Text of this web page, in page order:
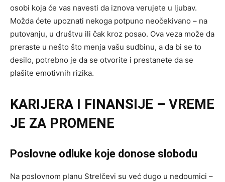
osobi koja će vas navesti da iznova verujete u ljubav.
Možda ćete upoznati nekoga potpuno neočekivano – na
putovanju, u društvu ili čak kroz posao. Ova veza može da
preraste u nešto što menja vašu sudbinu, a da bi se to
desilo, potrebno je da se otvorite i prestanete da se
plašite emotivnih rizika.
KARIJERA I FINANSIJE – VREME
JE ZA PROMENE
Poslovne odluke koje donose slobodu
Na poslovnom planu Strelčevi su već dugo u nedoumici –